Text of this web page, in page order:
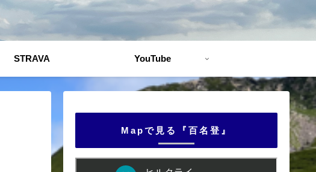
STRAVA YouTube
Mapで見る『百名登』